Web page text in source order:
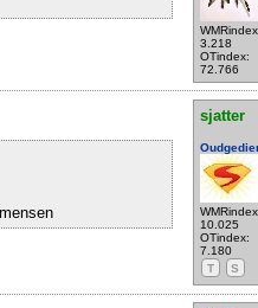
3.218
OTindex:
72.766
sjatter
10.025
OTindex:
7.180
T
S